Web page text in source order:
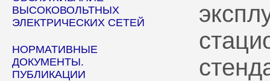
ВЫСОКОВОЛЬТНЫХ
ЭЛЕКТРИЧЕСКИХ СЕТЕЙ
НОРМАТИВНЫЕ
ДОКУМЕНТЫ.
ПУБЛИКАЦИИ